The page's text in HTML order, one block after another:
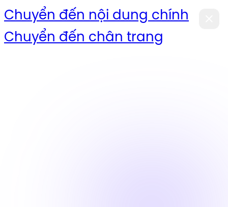
Chuyển đến nội dung chính
Chuyển đến chân trang